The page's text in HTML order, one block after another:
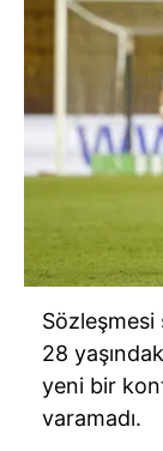
28
yeni bir
varamadı.